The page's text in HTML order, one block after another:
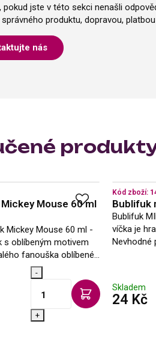
pokud jste v této sekci nenašli
produktu, dopravou,
nás
Mouse 60 ml
Mickey Mouse 60 ml -
s oblíbeným motivem
fanouška oblíbené
Ideální na dětské
i jako drobný…
-
+
Kód zboží:
Bublifuk
Bublifuk
víčka je
Nevhodné
Skladem
24 Kčs